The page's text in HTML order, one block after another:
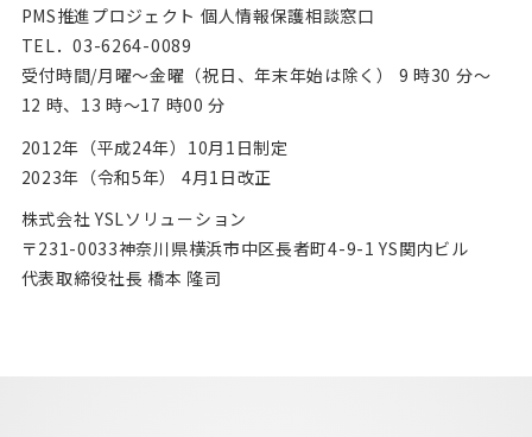
PMS推進プロジェクト 個人情報保護相談窓口
TEL．03-6264-0089
受付時間/月曜～金曜（祝日、年末年始は除く） 9 時30 分～
12 時、13 時～17 時00 分
2012年（平成24年）10月1日制定
2023年（令和5年） 4月1日改正
株式会社 YSLソリューション
〒231-0033神奈川県横浜市中区長者町4-9-1 YS関内ビル
代表取締役社長 橋本 隆司